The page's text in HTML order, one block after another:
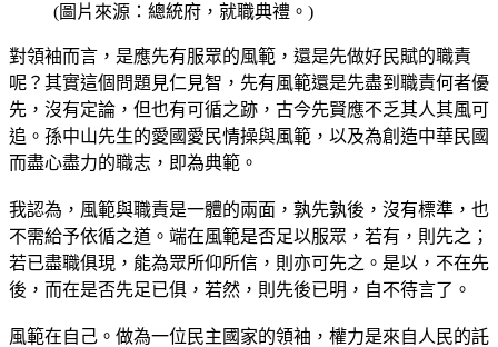
(圖片來源：總統府，就職典禮。)
對領袖而言，是應先有服眾的風範，還是先做好民賦的職責
呢？其實這個問題見仁見智，先有風範還是先盡到職責何者優
先，沒有定論，但也有可循之跡，古今先賢應不乏其人其風可
追。孫中山先生的愛國愛民情操與風範，以及為創造中華民國
而盡心盡力的職志，即為典範。
我認為，風範與職責是一體的兩面，孰先孰後，沒有標準，也
不需給予依循之道。端在風範是否足以服眾，若有，則先之；
若已盡職俱現，能為眾所仰所信，則亦可先之。是以，不在先
後，而在是否先足已俱，若然，則先後已明，自不待言了。
風範在自己。做為一位民主國家的領袖，權力是來自人民的託